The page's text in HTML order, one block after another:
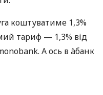
коштуватиме 1,3%
тариф — 1,3% від
А ось в àбанк